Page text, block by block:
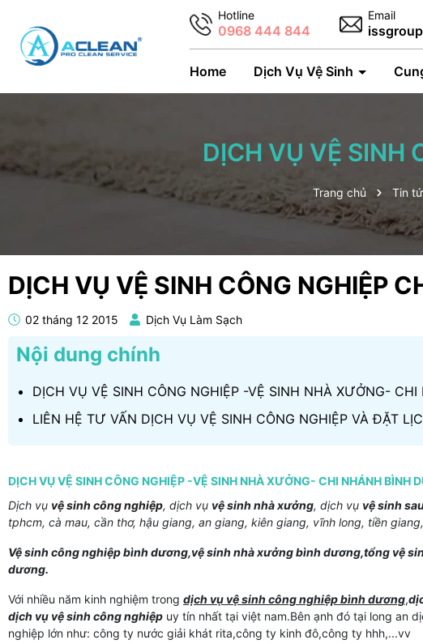
Hotline
0968 444 844
Email
Home Dịch Vụ Vệ Sinh
DỊCH VỤ VỆ SINH
Trang chủ Tin
DỊCH VỤ VỆ SINH CÔNG NGHIỆP
02 tháng 12 2015 Dịch Vụ Làm Sạch
Nội dung chính
DỊCH VỤ VỆ SINH CÔNG NGHIỆP -VỆ SINH NHÀ XƯỞNG-
LIÊN HỆ TƯ VẤN DỊCH VỤ VỆ SINH CÔNG NGHIỆP VÀ ĐẶT
DỊCH VỤ VỆ SINH CÔNG NGHIỆP -VỆ SINH NHÀ XƯỞNG- CHI NHÁNH BÌNH
Dịch vụ vệ sinh công nghiệp, dịch vụ vệ sinh nhà xưởng, dịch vụ vệ sinh
tphcm, cà mau, cần thơ, hậu giang, an giang, kiên giang, vĩnh long, tiền
Vệ sinh công nghiệp bình dương,vệ sinh nhà xưởng bình dương,tổng vệ
dương.
Với nhiều năm kinh nghiệm trong dịch vụ vệ sinh công nghiệp bình dương,
dịch vụ vệ sinh công nghiệp uy tín nhất tại việt nam.Bên ạnh đó tại long an
nghiệp lớn như: công ty nước giải khát rita,công ty kinh đô,công ty hhh,...vv